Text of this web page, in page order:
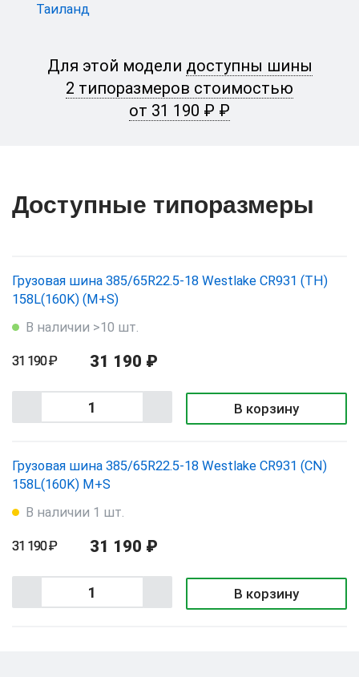
Таиланд
Для этой модели доступны шины
2 типоразмеров стоимостью
от 31 190 ₽ ₽
Доступные типоразмеры
Грузовая шина 385/65R22.5-18 Westlake CR931 (TH)
158L(160K) (M+S)
В наличии >10 шт.
31 190 ₽ 31 190 ₽
В корзину
Грузовая шина 385/65R22.5-18 Westlake CR931 (CN)
158L(160K) M+S
В наличии 1 шт.
31 190 ₽ 31 190 ₽
В корзину